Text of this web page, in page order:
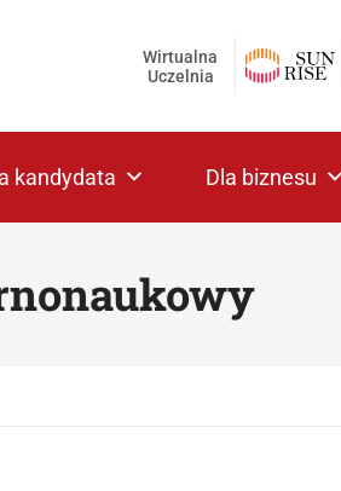
Wirtualna
Uczelnia
kandydata Dla biznesu